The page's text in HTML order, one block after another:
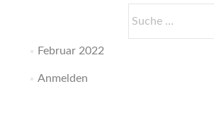
nach:
Februar 2022
Anmelden